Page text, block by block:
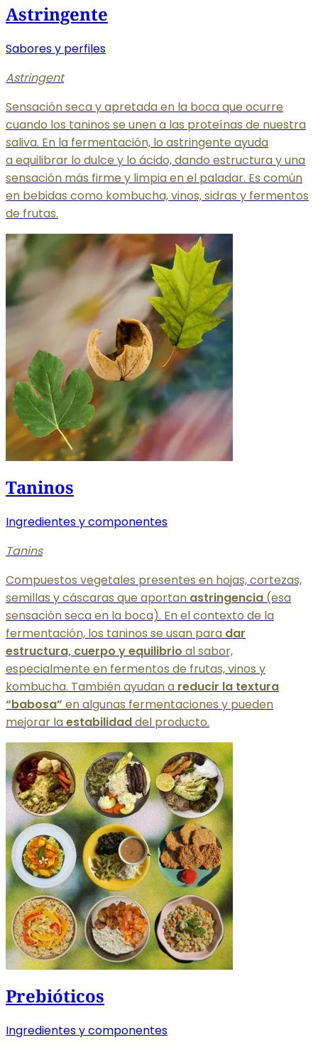
Astringente
Sabores y perfiles
Astringent
Sensación seca y apretada en la boca que ocurre
cuando los taninos se unen a las proteínas de nuestra
saliva. En la fermentación, lo astringente ayuda
a equilibrar lo dulce y lo ácido, dando estructura y una
sensación más firme y limpia en el paladar. Es común
en bebidas como kombucha, vinos, sidras y fermentos
de frutas.
Taninos
Ingredientes y componentes
Tanins
Compuestos vegetales presentes en hojas, cortezas,
semillas y cáscaras que aportan astringencia (esa
sensación seca en la boca). En el contexto de la
fermentación, los taninos se usan para dar
estructura, cuerpo y equilibrio al sabor,
especialmente en fermentos de frutas, vinos y
kombucha. También ayudan a reducir la textura
“babosa” en algunas fermentaciones y pueden
mejorar laestabilidaddel producto.
Prebióticos
Ingredientes y componentes